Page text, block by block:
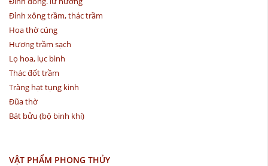
Đỉnh xông trầm, thác trầm
Hoa thờ cúng
Hương trầm sạch
Lọ hoa, lục bình
Thác đốt trầm
Tràng hạt tụng kinh
Đũa thờ
Bát bửu (bộ binh khí)
VẬT PHẨM PHONG THỦY